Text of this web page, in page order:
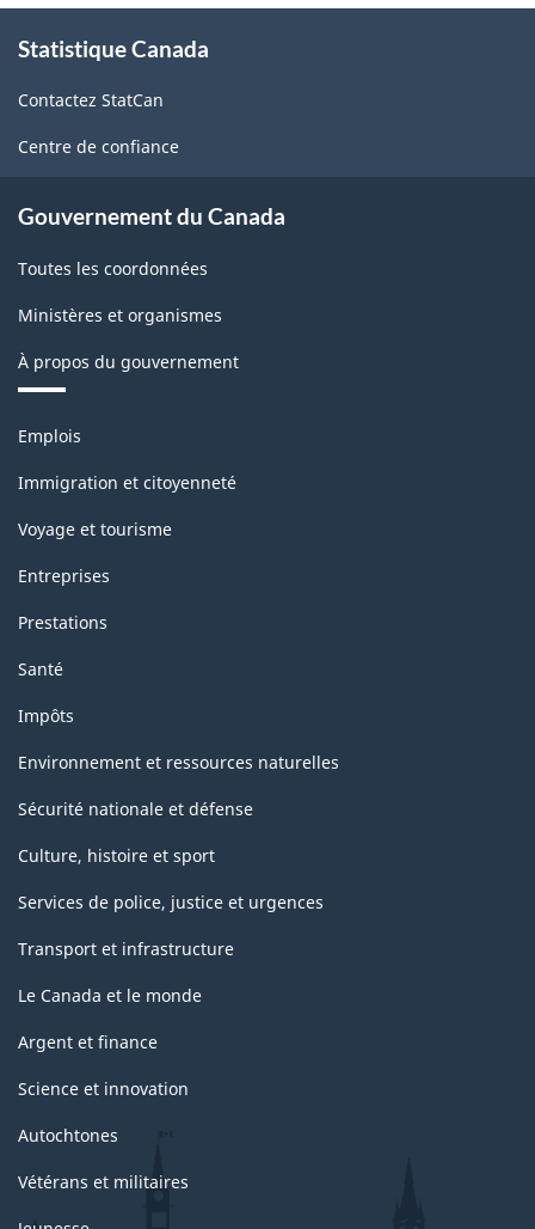
l'Amérique
du
Nord
(SCPAN)
2012
-
Structure
la
classification
propos
ce
site
Statistique Canada
Contactez StatCan
Centre de confiance
Gouvernement du Canada
Toutes les coordonnées
Ministères et organismes
À propos du gouvernement
Thèmes
sujets
Emplois
Immigration et citoyenneté
Voyage et tourisme
Entreprises
Prestations
Santé
Impôts
Environnement et ressources naturelles
Sécurité nationale et défense
Culture, histoire et sport
Services de police, justice et urgences
Transport et infrastructure
Le Canada et le monde
Argent et finance
Science et innovation
Autochtones
Vétérans et militaires